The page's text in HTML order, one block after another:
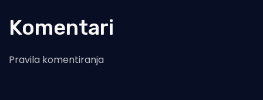
Komentari
Pravila komentiranja